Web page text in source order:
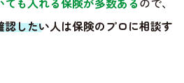
したい人は保険のプロに相談す